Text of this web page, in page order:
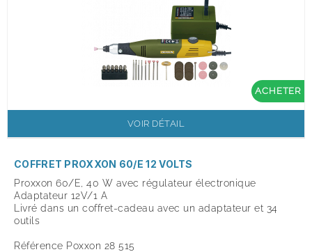
ACHETER
VOIR DÉTAIL
COFFRET PROXXON 60/E 12 VOLTS
Proxxon 60/E, 40 W avec régulateur électronique
Adaptateur 12V/1 A
Livré dans un coffret-cadeau avec un adaptateur et 34
outils
Référence Poxxon 28 515